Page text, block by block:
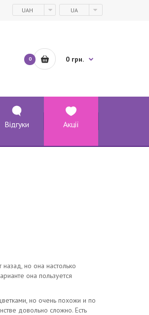
UAH UA
0 0 грн.
Відгуки Акції
но она настолько
она пользуется
но очень похожи и по
довольно сложно. Есть